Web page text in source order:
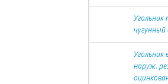
Угольник
Угольник
наруж.